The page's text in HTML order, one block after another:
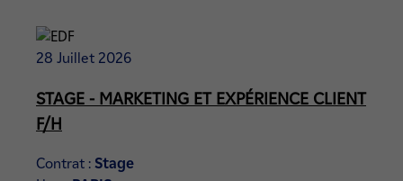
28 Juillet 2026
STAGE - MARKETING ET EXPÉRIENCE CLIENT
F/H
Contrat : Stage